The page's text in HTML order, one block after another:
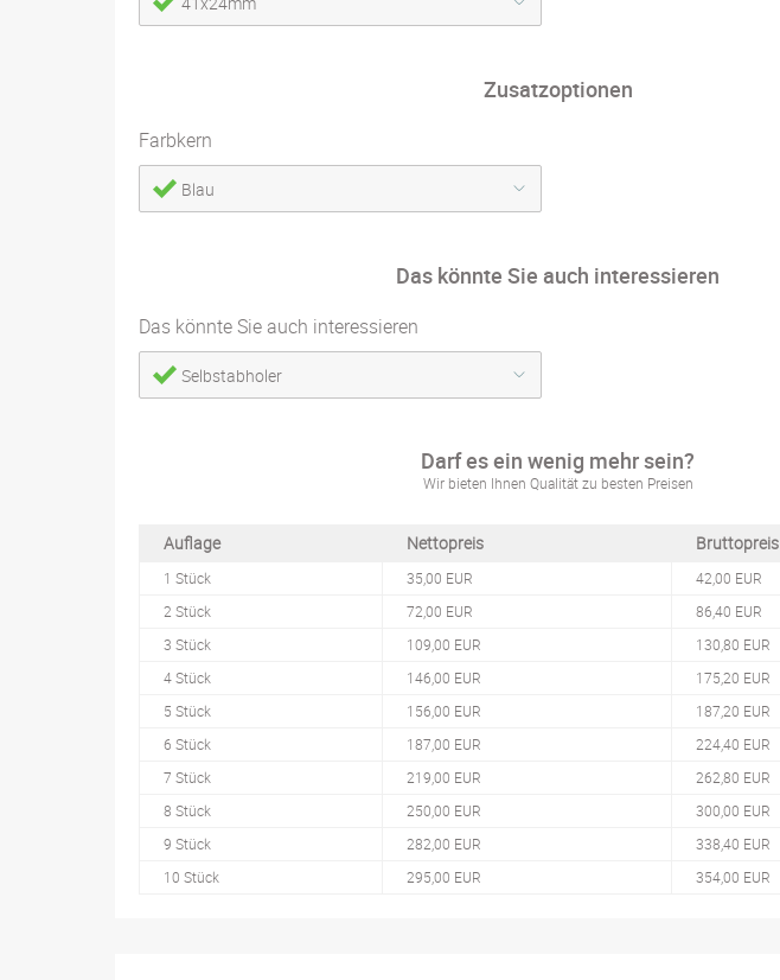
Zusatzoptionen
Farbkern
Blau
Das könnte Sie auch interessieren
Das könnte Sie auch interessieren
Selbstabholer
Darf es ein wenig mehr sein?
Wir bieten Ihnen Qualität zu besten Preisen
Auflage Nettopreis Bruttopreis
1 Stück 35,00 EUR
42,00 EUR
2 Stück
72,00 EUR
86,40 EUR
3 Stück
109,00 EUR
130,80 EUR
4 Stück
146,00 EUR
175,20 EUR
5 Stück
156,00 EUR
187,20 EUR
6 Stück
187,00 EUR
224,40 EUR
7 Stück
219,00 EUR
262,80 EUR
8 Stück
250,00 EUR
300,00 EUR
9 Stück
282,00 EUR
338,40 EUR
10 Stück
295,00 EUR 354,00 EUR